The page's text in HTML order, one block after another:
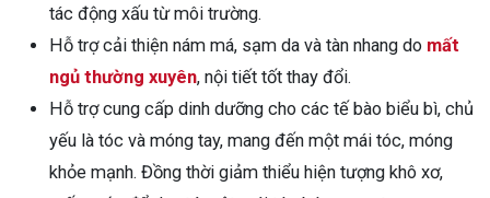
tác động xấu từ môi trường.
Hỗ trợ cải thiện nám má, sạm da và tàn nhang do mất
ngủ thường xuyên, nội tiết tốt thay đổi.
Hỗ trợ cung cấp dinh dưỡng cho các tế bào biểu bì, chủ
yếu là tóc và móng tay, mang đến một mái tóc, móng
khỏe mạnh. Đồng thời giảm thiểu hiện tượng khô xơ,